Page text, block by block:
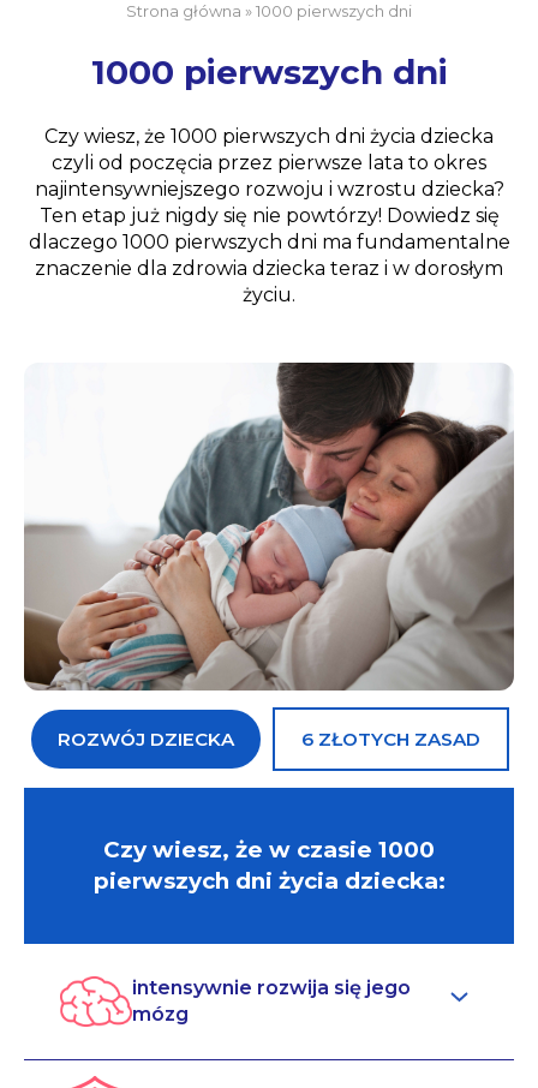
Strona główna »1000 pierwszych dni
1000 pierwszych dni
Czy wiesz, że 1000 pierwszych dni życia dziecka
czyli od poczęcia przez pierwsze lata to okres
najintensywniejszego rozwoju i wzrostu dziecka?
Ten etap już nigdy się nie powtórzy! Dowiedz się
dlaczego 1000 pierwszych dni ma fundamentalne
znaczenie dla zdrowia dziecka teraz i w dorosłym
życiu.
ROZWÓJ DZIECKA 6 ZŁOTYCH ZASAD
Czy wiesz, że w czasie 1000
pierwszych dni życia dziecka:
intensywnie rozwija się jego
mózg